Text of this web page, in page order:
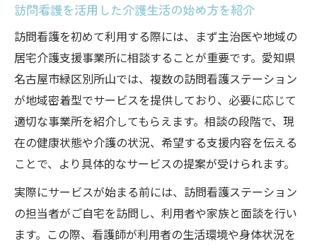
訪問看護と介護保険制度の関係を解説
訪問看護導入時の必要書類と準備事項
訪問看護の対象者や利用条件をしっかり確
認
介護における訪問看護のメリットと注意点を整
理
訪問看護が介護にもたらす主なメリット
訪問看護利用時に注意したいポイント
訪問看護と他介護サービスの違いを比較
訪問看護を選ぶ際のメリットとリスク解説
訪問看護を活用した介護生活の始め方を紹介
訪問看護を初めて利用する際には、まず主治医や地域の
居宅介護支援事業所に相談することが重要です。愛知県
名古屋市緑区別所山では、複数の訪問看護ステーション
が地域密着型でサービスを提供しており、必要に応じて
適切な事業所を紹介してもらえます。相談の段階で、現
在の健康状態や介護の状況、希望する支援内容を伝える
ことで、より具体的なサービスの提案が受けられます。
実際にサービスが始まる前には、訪問看護ステーション
の担当者がご自宅を訪問し、利用者や家族と面談を行い
ます。この際、看護師が利用者の生活環境や身体状況を